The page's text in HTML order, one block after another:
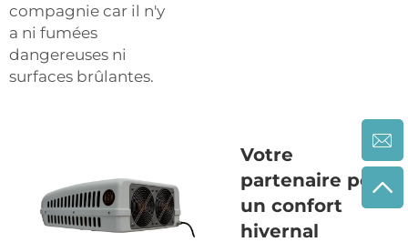
compagnie car il n'y
a ni fumées
dangereuses ni
surfaces brûlantes.
Votre
partenaire pour
un confort
hivernal